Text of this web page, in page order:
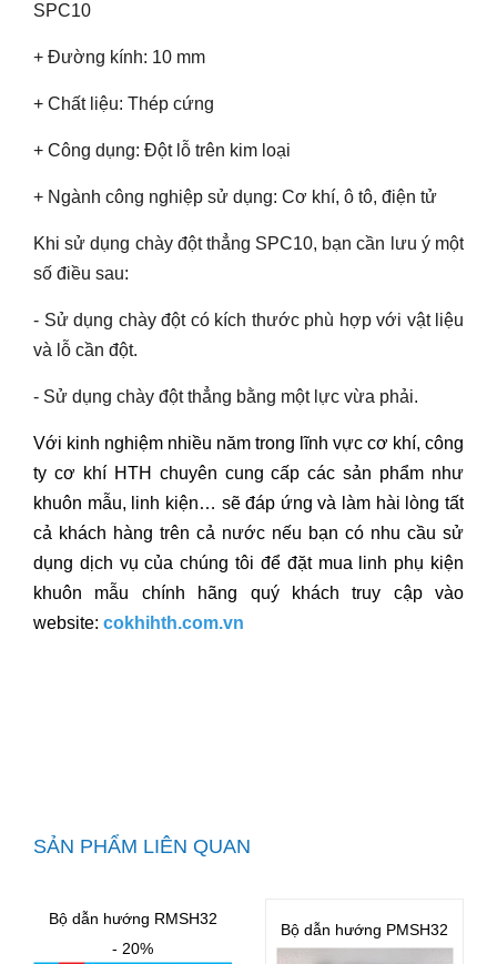
SPC10
+ Đường kính: 10 mm
+ Chất liệu: Thép cứng
+ Công dụng: Đột lỗ trên kim loại
+ Ngành công nghiệp sử dụng: Cơ khí, ô tô, điện tử
Khi sử dụng chày đột thẳng SPC10, bạn cần lưu ý một
số điều sau:
- Sử dụng chày đột có kích thước phù hợp với vật liệu
và lỗ cần đột.
- Sử dụng chày đột thẳng bằng một lực vừa phải.
Với kinh nghiệm nhiều năm trong lĩnh vực cơ khí, công
ty cơ khí HTH chuyên cung cấp các sản phẩm như
khuôn mẫu, linh kiện… sẽ đáp ứng và làm hài lòng tất
cả khách hàng trên cả nước nếu bạn có nhu cầu sử
dụng dịch vụ của chúng tôi để đặt mua linh phụ kiện
khuôn mẫu chính hãng quý khách truy cập vào
website: cokhihth.com.vn
SẢN PHẨM LIÊN QUAN
Bộ dẫn hướng RMSH32
- 20%
Bộ dẫn hướng PMSH32